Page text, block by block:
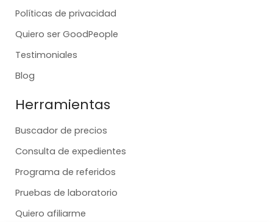
Políticas de privacidad
Quiero ser GoodPeople
Testimoniales
Blog
Herramientas
Buscador de precios
Consulta de expedientes
Programa de referidos
Pruebas de laboratorio
Quiero afiliarme